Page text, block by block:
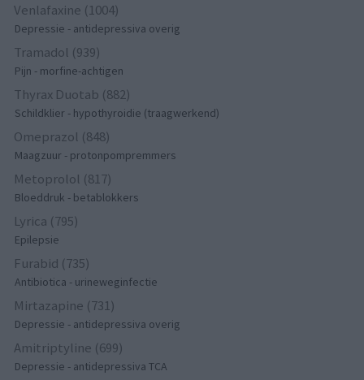
Venlafaxine (1004)
Depressie - antidepressiva overig
Tramadol (939)
Pijn - morfine-achtigen
Thyrax Duotab (882)
Schildklier - hypothyroidie (traagwerkend)
Omeprazol (848)
Maagzuur - protonpompremmers
Metoprolol (817)
Bloeddruk - betablokkers
Lyrica (795)
Epilepsie
Furabid (735)
Antibiotica - urineweginfectie
Mirtazapine (731)
Depressie - antidepressiva overig
Amitriptyline (699)
Depressie - antidepressiva TCA